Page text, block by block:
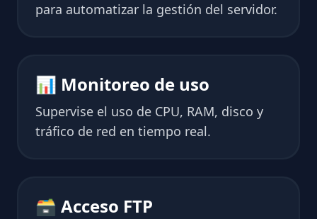
para automatizar la gestión del servidor.
📊 Monitoreo de uso
Supervise el uso de CPU, RAM, disco y
tráfico de red en tiempo real.
🗃 Acceso FTP